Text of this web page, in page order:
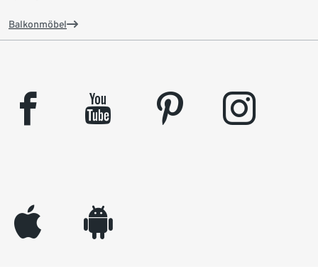
Balkonmöbel
facebook youtube pinterest instagram
appleinc android